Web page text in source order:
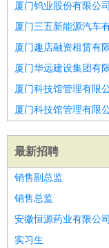
最新招聘
销售副总监
销售总监
安徽恒源药业有限公司
实习生